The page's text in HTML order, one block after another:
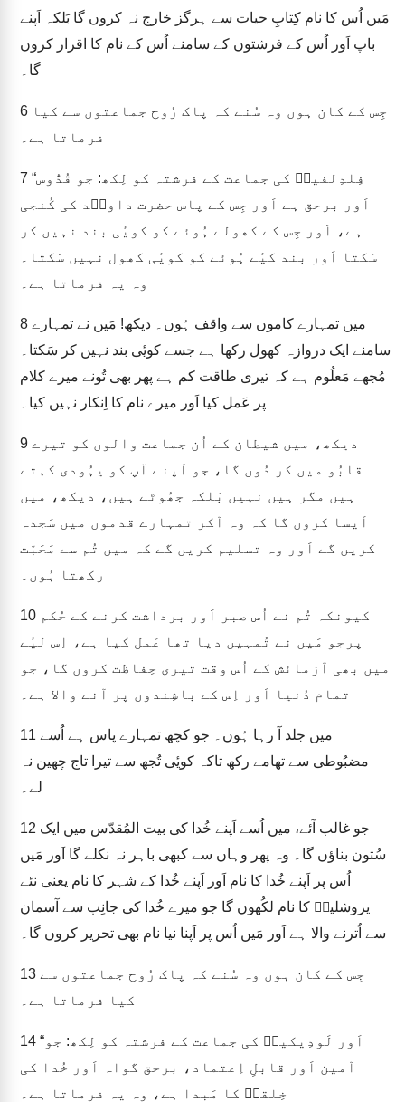
مَیں اُس کا نام کِتابِ حیات سے ہرگز خارج نہ کروں گا بَلکہ اَپنے
باپ اَور اُس کے فرشتوں کے سامنے اُس کے نام کا اقرار کروں
گا۔
6
فرماتا ہے۔
7 “فِلدِلفیہؔ کی جماعت کے فرشتہ کو لِکھ: جو قُدُّوس
اَور برحق ہے اَور جِس کے پاس حضرت داویؔد کی کُنجی
ہے، اَور جِس کے کھولے ہُوئے کو کویٔی بند نہیں کر
سَکتا اَور بند کیٔے ہُوئے کو کویٔی کھول نہیں سَکتا۔
وہ یہ فرماتا ہے۔
8
سامنے ایک دروازہ کھول رکھا ہے جسے کویٔی بند نہیں کر سَکتا۔
مُجھے مَعلُوم ہے کہ تیری طاقت کم ہے پھر بھی تُونے میرے کلام
پر عَمل کیا اَور میرے نام کا اِنکار نہیں کیا۔
9
قابُو میں کر دُوں گا، جو اَپنے آپ کو یہُودی کہتے
ہیں مگر ہیں نہیں بَلکہ جھُوٹے ہیں، دیکھ، میں
اَیسا کروں گا کہ وہ آکر تمہارے قدموں میں سَجدہ
کریں گے اَور وہ تسلیم کریں گے کہ میں تُم سے مَحَبّت
رکھتا ہُوں۔
10
پرجو مَیں نے تُمہیں دیا تھا عَمل کیا ہے، اِس لیٔے
میں بھی آزمائش کے اُس وقت تیری حِفاظت کروں گا، جو
تمام دُنیا اَور اِس کے باشِندوں پر آنے والا ہے۔
11
مضبُوطی سے تھامے رکھ تاکہ کویٔی تُجھ سے تیرا تاج چھین نہ
لے۔
12
سُتون بناؤں گا۔ وہ پھر وہاں سے کبھی باہر نہ نکلے گا اَور مَیں
اُس پر اَپنے خُدا کا نام اَور اَپنے خُدا کے شہر کا نام یعنی نئے
یروشلیمؔ کا نام لکُھوں گا جو میرے خُدا کی جانِب سے آسمان
سے اُترنے والا ہے اَور مَیں اُس پر اَپنا نیا نام بھی تحریر کروں گا۔
13
کیا فرماتا ہے۔
14 “اَور لَودِیکیہؔ کی جماعت کے فرشتہ کو لِکھ: جو
آمین اَور قابلِ اِعتماد، برحق گواہ اَور خُدا کی
خِلقتؔ کا مَبدا ہے، وہ یہ فرماتا ہے۔